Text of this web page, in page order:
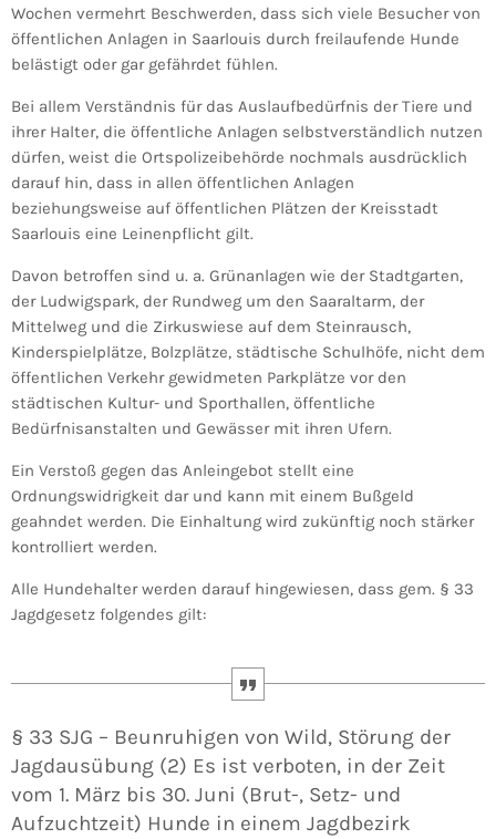
Wochen vermehrt Beschwerden, dass sich viele Besucher von
öffentlichen Anlagen in Saarlouis durch freilaufende Hunde
belästigt oder gar gefährdet fühlen.
Bei allem Verständnis für das Auslaufbedürfnis der Tiere und
ihrer Halter, die öffentliche Anlagen selbstverständlich nutzen
dürfen, weist die Ortspolizeibehörde nochmals ausdrücklich
darauf hin, dass in allen öffentlichen Anlagen
beziehungsweise auf öffentlichen Plätzen der Kreisstadt
Saarlouis eine Leinenpflicht gilt.
Davon betroffen sind u. a. Grünanlagen wie der Stadtgarten,
der Ludwigspark, der Rundweg um den Saaraltarm, der
Mittelweg und die Zirkuswiese auf dem Steinrausch,
Kinderspielplätze, Bolzplätze, städtische Schulhöfe, nicht dem
öffentlichen Verkehr gewidmeten Parkplätze vor den
städtischen Kultur- und Sporthallen, öffentliche
Bedürfnisanstalten und Gewässer mit ihren Ufern.
Ein Verstoß gegen das Anleingebot stellt eine
Ordnungswidrigkeit dar und kann mit einem Bußgeld
geahndet werden. Die Einhaltung wird zukünftig noch stärker
kontrolliert werden.
Alle Hundehalter werden darauf hingewiesen, dass gem. § 33
Jagdgesetz folgendes gilt:
§ 33 SJG – Beunruhigen von Wild, Störung der
Jagdausübung (2) Es ist verboten, in der Zeit
vom 1. März bis 30. Juni (Brut-, Setz- und
Aufzuchtzeit) Hunde in einem Jagdbezirk